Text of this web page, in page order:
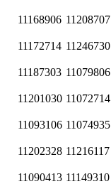
11168906 11208707
11172714 11246730
11187303 11079806
11201030 11072714
11093106 11074935
11202328 11216117
11090413 11149310